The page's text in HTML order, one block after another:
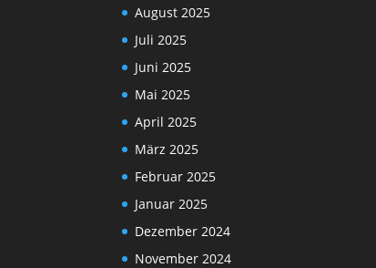
August 2025
Juli 2025
Juni 2025
Mai 2025
April 2025
März 2025
Februar 2025
Januar 2025
Dezember 2024
November 2024